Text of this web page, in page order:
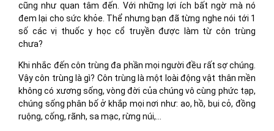
cũng như quan tâm đến. Với những lợi ích bất ngờ mà nó
đem lại cho sức khỏe. Thể nhưng bạn đã từng nghe nói tới 1
số các vị thuốc y học cổ truyền được làm từ côn trùng
chưa?
Khi nhắc đến côn trùng đa phần mọi người đều rất sợ chúng.
Vậy côn trùng là gì? Côn trùng là một loài động vật thân mền
không có xương sống, vòng đời của chúng vô cùng phức tạp,
chúng sống phân bố ở khắp mọi nơi như: ao, hồ, bụi cỏ, đồng
ruộng, cống, rãnh, sa mạc, rừng núi,…